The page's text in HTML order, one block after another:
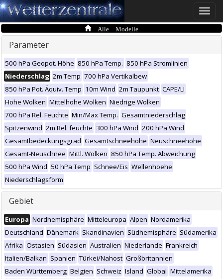
Toggle
Alle Modelle
Parameter
500 hPa Geopot. Höhe 850 hPa Temp. 850 hPa Stromlinien
Niederschlag 2m Temp 700 hPa Vertikalbew
850 hPa Pot. Äquiv. Temp 10m Wind 2m Taupunkt CAPE/LI
Hohe Wolken Mittelhohe Wolken Niedrige Wolken
700 hPa Rel. Feuchte Min/Max Temp. Gesamtniederschlag
Spitzenwind 2m Rel. feuchte 300 hPa Wind 200 hPa Wind
Gesamtbedeckungsgrad Gesamtschneehöhe Neuschneehöhe
Gesamt-Neuschnee Mittl. Wolken 850 hPa Temp. Abweichung
500 hPa Wind 50 hPa Temp Schnee/Eis Wellenhoehe
Niederschlagsform
Gebiet
Europa Nordhemisphäre Mitteleuropa Alpen Nordamerika
Deutschland Dänemark Skandinavien Südhemisphäre Südamerika
Afrika Ostasien Südasien Australien Niederlande Frankreich
Italien/Balkan Spanien Türkei/Nahost Großbritannien
Baden Württemberg Belgien Schweiz Island Global Mittelamerika